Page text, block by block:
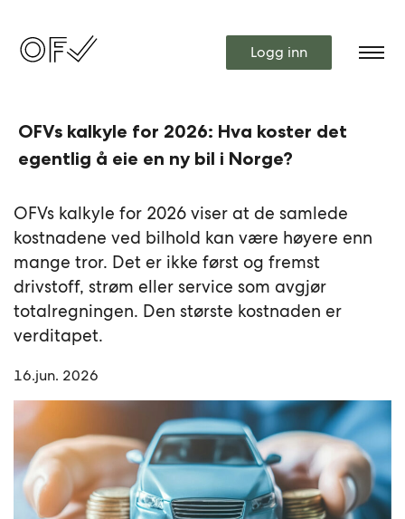
Logg inn
OFVs kalkyle for 2026: Hva koster det
egentlig å eie en ny bil i Norge?
OFVs kalkyle for 2026 viser at de samlede
kostnadene ved bilhold kan være høyere enn
mange tror. Det er ikke først og fremst
drivstoff, strøm eller service som avgjør
totalregningen. Den største kostnaden er
verditapet.
16.jun. 2026